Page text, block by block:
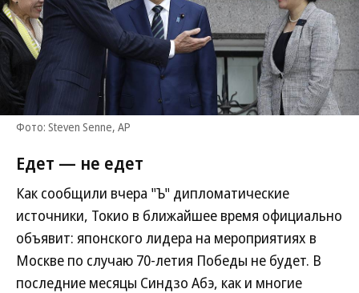
Фото: Steven Senne, AP
Едет — не едет
Как сообщили вчера "Ъ" дипломатические
источники, Токио в ближайшее время официально
объявит: японского лидера на мероприятиях в
Москве по случаю 70-летия Победы не будет. В
последние месяцы Синдзо Абэ, как и многие